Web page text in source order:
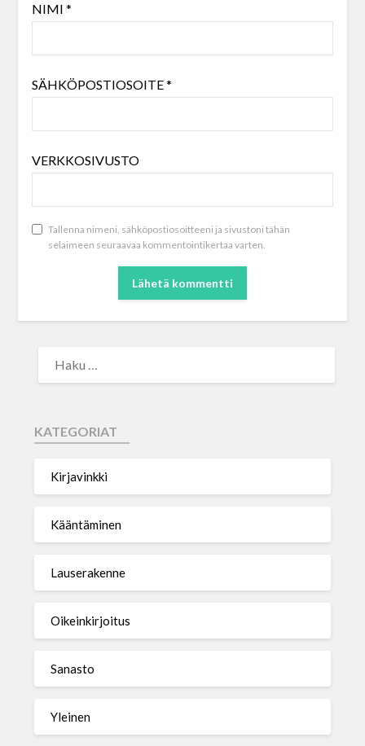
NIMI *
SÄHKÖPOSTIOSOITE*
VERKKOSIVUSTO
Tallenna nimeni, sähköpostiosoitteeni ja sivustoni tähän
selaimeen seuraavaa kommentointikertaa varten.
KATEGORIAT
Kirjavinkki
Kääntäminen
Lauserakenne
Oikeinkirjoitus
Sanasto
Yleinen